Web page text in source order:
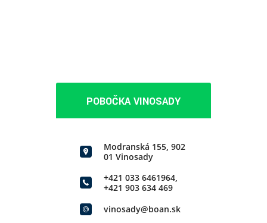
POBOČKA VINOSADY
Modranská 155, 902
01 Vinosady
+421 033 6461964,
+421 903 634 469
vinosady@boan.sk